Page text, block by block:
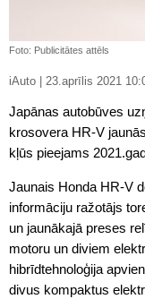
Foto: Publicitātes attēls
iAuto | 23.aprīlis 2021
Japānas autobūves
krosovera HR-V
kļūs pieejams
Jaunais Honda HR-V
informāciju ražotājs
un jaunākajā preses
motoru un diviem
hibrīdtehnoloģija
divus kompaktus